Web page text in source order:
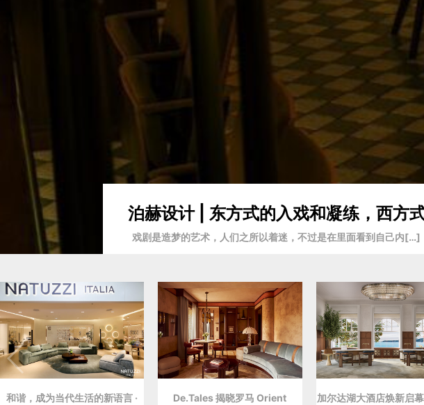
泊赫设计 | 东方式的入戏和凝练，西方
戏剧是造梦的艺术，人们之所以着迷，不过是在里面看到自己内[…]
和谐，成为当代生活的新语言 ·
De.Tales 揭晓罗马 Orient
加尔达湖大酒店焕新启